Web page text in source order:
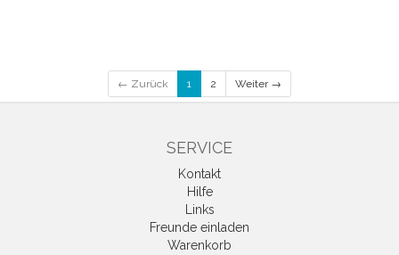
← Zurück 1 2 Weiter →
SERVICE
Kontakt
Hilfe
Links
Freunde einladen
Warenkorb